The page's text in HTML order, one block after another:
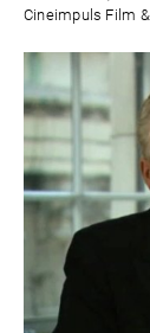
Cineimpuls Film